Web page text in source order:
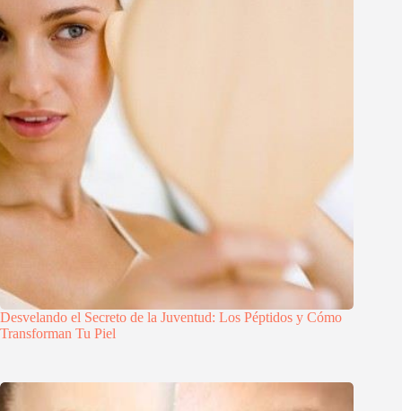
Desvelando el Secreto de la Juventud: Los Péptidos y Cómo
Transforman Tu Piel